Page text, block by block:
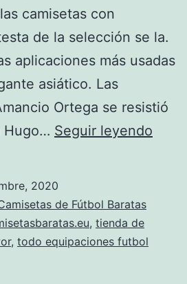
camisetas con
de la selección se la.
aplicaciones más usadas
asiático. Las
Ortega se resistió
Hugo… Seguir leyendo
2020
de Fútbol Baratas
, tienda de
, todo equipaciones futbol